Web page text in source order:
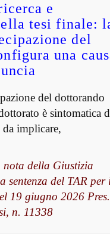
e
tesi finale:
del
una
del dottorando
è sintomatica
da implicare,
nota della Giustizia
sentenza del TAR per
19 giugno 2026 Pres.
n. 11338